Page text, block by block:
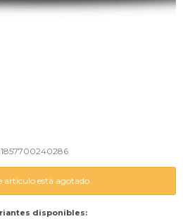
1857700240286
artículo está agotado.
disponibles: